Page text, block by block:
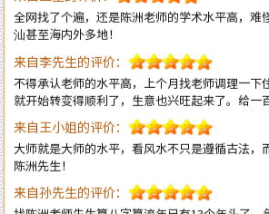
来自李先生的评价：
不得承认老师的水平高，上个月找老师调理一下
就开始转变得顺利了，生意也兴旺起来了。给一百
来自王小姐的评价：
大师就是大师的水平，看风水不只是遵循古法，
陈洲先生！
来自孙先生的评价：
找陈洲老师先生算八字算流年已有13个年头了，
准，老师算我去年八月会有一次意外破财，真的
不大的钱。